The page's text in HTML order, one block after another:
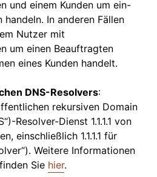
und einem Kunden um ein-
handeln. In anderen Fällen
Nutzer mit
um einen Beauftragten
eines Kunden handelt.
DNS-Resolvers:
rekursiven Domain
Resolver-Dienst 1.1.1.1 von
einschließlich 1.1.1.1 für
Weitere Informationen
Sie hier.